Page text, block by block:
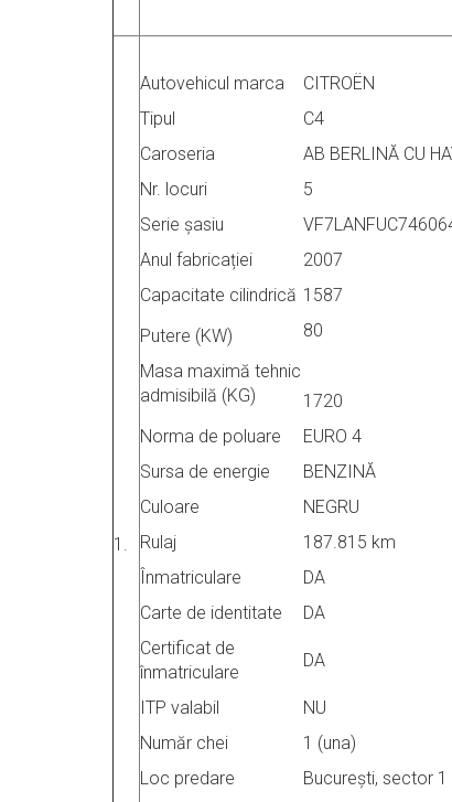
1.
Autovehicul marca
CITROËN
Tipul
C4
Caroseria
AB BERLINĂ CU
Nr. locuri
5
Serie șasiu
Anul fabricației
2007
Capacitate cilindrică 1587
Putere (KW)
Masa maximă tehnic
admisibilă (KG)
80
1720
Norma de poluare
EURO 4
Sursa de energie
BENZINĂ
Culoare
NEGRU
Rulaj
187.815 km
Înmatriculare
DA
Carte de identitate
DA
Certificat de
înmatriculare
DA
ITP valabil
Număr chei
Loc predare
NU
1 (una)
București, sector 1